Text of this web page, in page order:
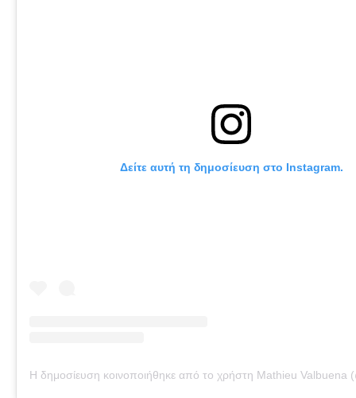
Δείτε αυτή τη δημοσίευση στο Instagram.